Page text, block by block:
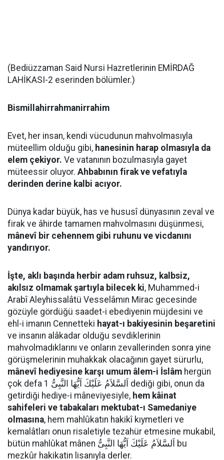
(Bediüzzaman Said Nursi Hazretlerinin EMİRDAĞ
LAHİKASI-2 eserinden bölümler.)
Bismillahirrahmanirrahim
Evet, her insan, kendi vücudunun mahvolmasıyla
müteellim olduğu gibi, hanesinin harap olmasıyla da
elem çekiyor. Ve vatanının bozulmasıyla gayet
müteessir oluyor. Ahbabının firak ve vefatıyla
derinden derine kalbi acıyor.
Dünya kadar büyük, has ve hususî dünyasının zeval ve
firak ve âhirde tamamen mahvolmasını düşünmesi,
mânevî bir cehennem gibi ruhunu ve vicdanını
yandırıyor.
İşte, aklı başında herbir adam ruhsuz, kalbsiz,
akılsız olmamak şartıyla bilecek ki, Muhammed-i
Arabî Aleyhissalâtü Vesselâmın Mirac gecesinde
gözüyle gördüğü saadet-i ebediyenin müjdesini ve
ehl-i imanın Cennetteki hayat-ı bakiyesinin beşaretini
ve insanın alâkadar olduğu sevdiklerinin
mahvolmadıklarını ve onların zevallerinden sonra yine
görüşmelerinin muhakkak olacağının gayet sürurlu,
mânevî hediyesine karşı umum âlem-i İslâm hergün
çok defa اَلسَّلاَمُ عَلَيْكَ اَيُّهَا النَّبِىُّ 1 dediği gibi, onun da
getirdiği hediye-i mâneviyesiyle, hem kâinat
sahifeleri ve tabakaları mektubat-ı Samedaniye
olmasına, hem mahlûkatın hakikî kıymetleri ve
kemalâtları onun risaletiyle tezahür etmesine mukabil,
bütün mahlûkat mânen اَلسَّلاَمُ عَلَيْكَ اَيُّهَا النَّبِىُّ bu
mezkûr hakikatin lisanıyla derler.